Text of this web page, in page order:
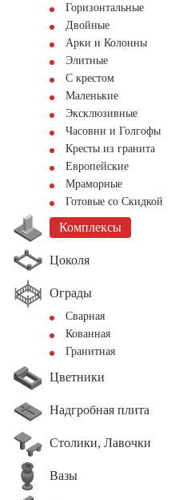
Горизонтальные
Двойные
Арки и Колонны
Элитные
С крестом
Маленькие
Эксклюзивные
Часовни и Голгофы
Кресты из гранита
Европейские
Мраморные
Готовые со Скидкой
Комплексы
Цоколя
Ограды
Сварная
Кованная
Гранитная
Цветники
Надгробная плита
Столики, Лавочки
Вазы